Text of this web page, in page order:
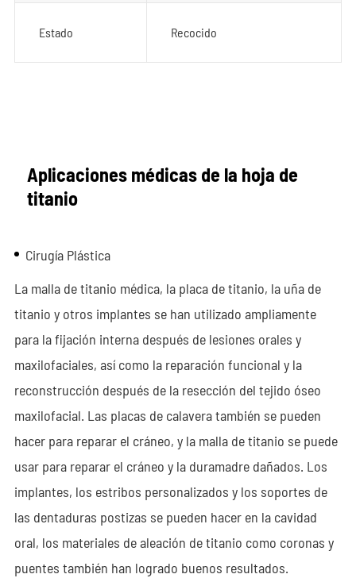
Estado Recocido
Aplicaciones médicas de la hoja de
titanio
Cirugía Plástica
La malla de titanio médica, la placa de titanio, la uña de
titanio y otros implantes se han utilizado ampliamente
para la fijación interna después de lesiones orales y
maxilofaciales, así como la reparación funcional y la
reconstrucción después de la resección del tejido óseo
maxilofacial. Las placas de calavera también se pueden
hacer para reparar el cráneo, y la malla de titanio se puede
usar para reparar el cráneo y la duramadre dañados. Los
implantes, los estribos personalizados y los soportes de
las dentaduras postizas se pueden hacer en la cavidad
oral, los materiales de aleación de titanio como coronas y
puentes también han logrado buenos resultados.